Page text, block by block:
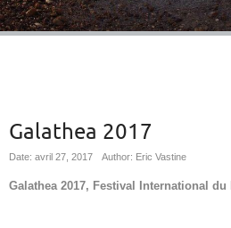
Galathea 2017
Date: avril 27, 2017 Author: Eric Vastine
Galathea 2017, Festival International du